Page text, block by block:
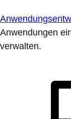
Anwendungen
verwalten.